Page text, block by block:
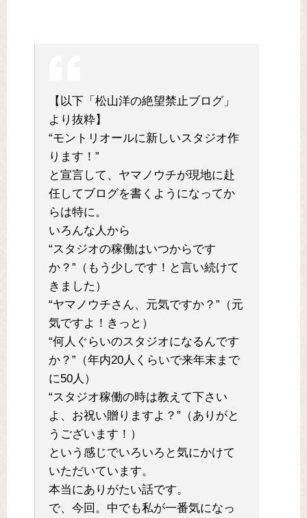
【以下「松山洋の絶望禁止ブログ」
より抜粋】
“モントリオールに新しいスタジオ作
ります！”
と宣言して、ヤマノウチが現地に赴
任してブログを書くようになってか
らは特に。
いろんな人から
“スタジオの稼働はいつからです
か？”（もう少しです！と言い続けて
きました）
“ヤマノウチさん、元気ですか？”（元
気ですよ！きっと）
“何人ぐらいのスタジオになるんです
か？”（年内20人くらいで来年末まで
に50人）
“スタジオ稼働の時は教えて下さい
よ、お祝い贈りますよ？”（ありがと
うございます！）
という感じでいろいろと気にかけて
いただいています。
本当にありがたい話です。
で、今回。中でも私が一番気になっ